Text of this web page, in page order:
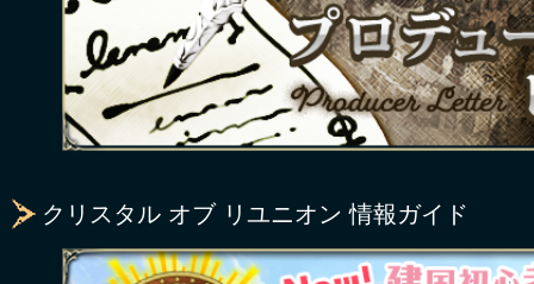
クリスタル オブ リユニオン 情報ガイド